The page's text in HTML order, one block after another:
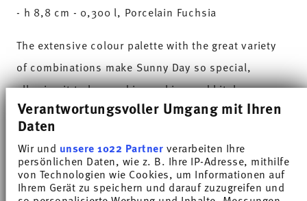
Verantwortungsvoller Umgang mit Ihren
Daten
Wir und unsere 1022 Partnerverarbeiten Ihre
persönlichen Daten, wie z. B. Ihre IP-Adresse, mithilfe
von Technologien wie Cookies, um Informationen auf
Ihrem Gerät zu speichern und darauf zuzugreifen und
- h 8,8 cm - 0,300 l, Porcelain Fuchsia
The extensive colour palette with the great variety
of combinations make Sunny Day so special,
allowing it to be used in cooking and kitchen
worlds of every kind. Sunny Day’s pleasing and
cheerful style ensures that every day is simply
unique.HAVE A SUNNY DAY!
Not pink, not red, but somewhere in between - the